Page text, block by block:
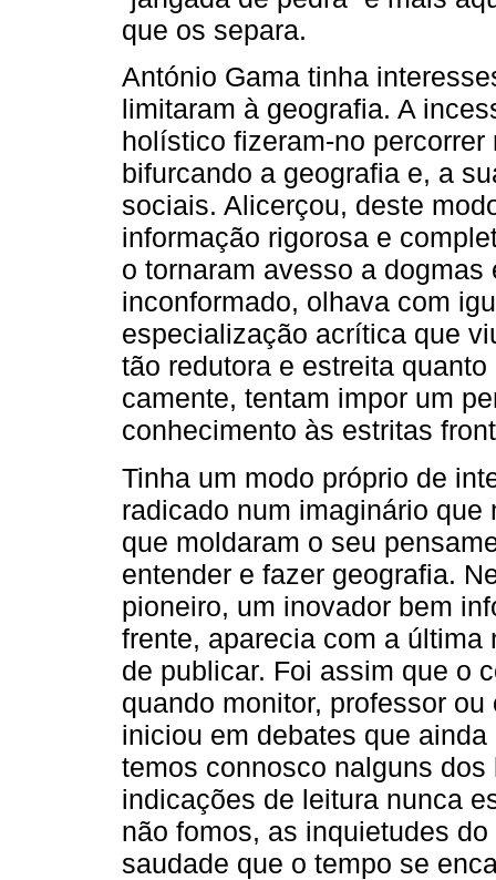
que os separa.
António Gama tinha
limitaram à geografia. A
holístico fizeram-no
bifurcando a geografia e, a
sociais. Alicerçou, deste
informação rigorosa e
o tornaram avesso a
inconformado, olhava com
especialização acrítica que
tão redutora e estreita
camente, tentam impor um
conhecimento às estritas
Tinha um modo próprio de
radicado num imagi­nário
que moldaram o seu
entender e fazer geografia.
pioneiro, um inovador bem
frente, aparecia com a
de publicar. Foi assim que o
quando monitor, professor
iniciou em debates que
temos connosco nalguns
indicações de leitura nunca
não fomos, as inquietu­des
saudade que o tempo se